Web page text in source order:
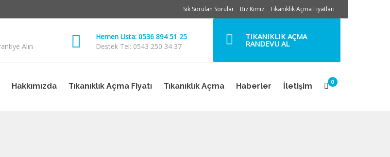
Tıkanıklık Açma Fiyatları
Biz Kimiz
Sık Sorulan Sorular
Alın
Hemen Usta: 0536 894 51 25
Destek Tel: 0543 250 34 37
TIKANIKLIK AÇMA
RANDEVU AL
Hakkımızda Tıkanıklık Açma Fiyatı Tıkanıklık Açma Haberler İletişim 0